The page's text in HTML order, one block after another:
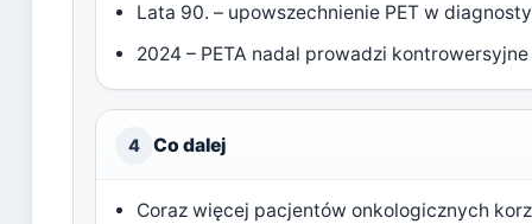
Lata 90. – upowszechnienie PET w
2024 – PETA nadal prowadzi
4 Co dalej
Coraz więcej pacjentów onkologicznych